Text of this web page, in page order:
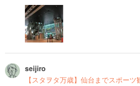
seijiro
【スタヲタ万歳】仙台までスポーツ